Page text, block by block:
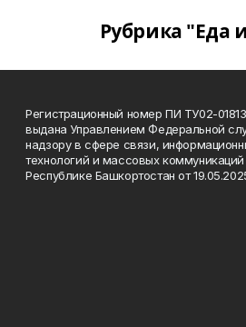
Рубрика "Еда
Регистрационный номер ПИ ТУ02-
выдана Управлением Федеральной
надзору в сфере связи,
технологий и массовых коммуникаций
Республике Башкортостан от